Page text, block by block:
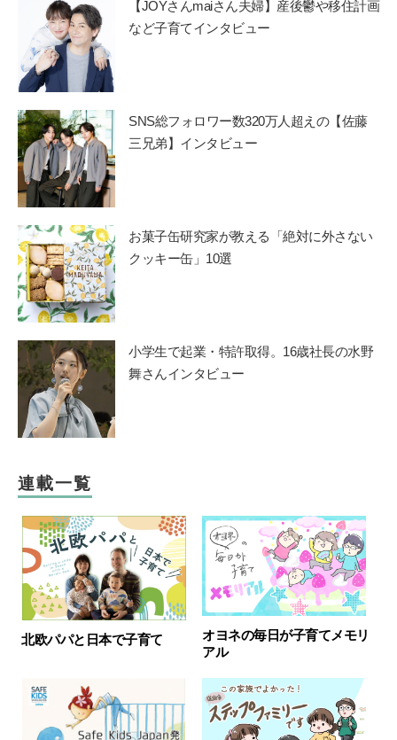
【JOYさんmaiさん夫婦】産後鬱や移住計画
など子育てインタビュー
SNS総フォロワー数320万人超えの【佐藤
三兄弟】インタビュー
お菓子缶研究家が教える「絶対に外さない
クッキー缶」10選
小学生で起業・特許取得。16歳社長の水野
舞さんインタビュー
連載一覧
北欧パパと日本で子育て
オヨネの毎日が子育てメモリ
アル